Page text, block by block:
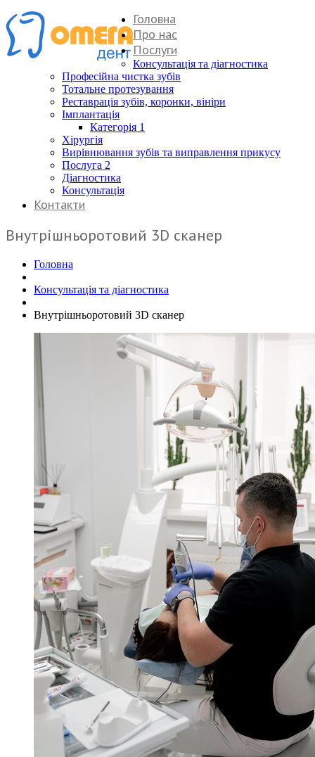
Головна
Про нас
Послуги
Консультація та діагностика
Професійна чистка зубів
Тотальне протезування
Реставрація зубів, коронки, вініри
Імплантація
Категорія 1
Хірургія
Вирівнювання зубів та виправлення прикусу
Послуга 2
Діагностика
Консультація
Контакти
Внутрішньоротовий 3D сканер
Головна
Консультація та діагностика
Внутрішньоротовий 3D сканер